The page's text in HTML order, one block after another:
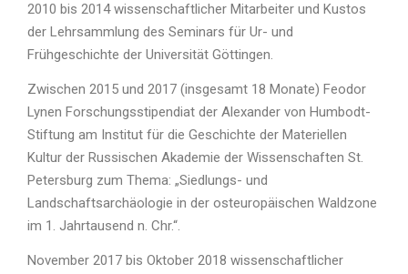
2010 bis 2014 wissenschaftlicher Mitarbeiter und Kustos
der Lehrsammlung des Seminars für Ur- und
Frühgeschichte der Universität Göttingen.
Zwischen 2015 und 2017 (insgesamt 18 Monate) Feodor
Lynen Forschungsstipendiat der Alexander von Humbodt-
Stiftung am Institut für die Geschichte der Materiellen
Kultur der Russischen Akademie der Wissenschaften St.
Petersburg zum Thema: „Siedlungs- und
Landschaftsarchäologie in der osteuropäischen Waldzone
im 1. Jahrtausend n. Chr.“.
November 2017 bis Oktober 2018 wissenschaftlicher